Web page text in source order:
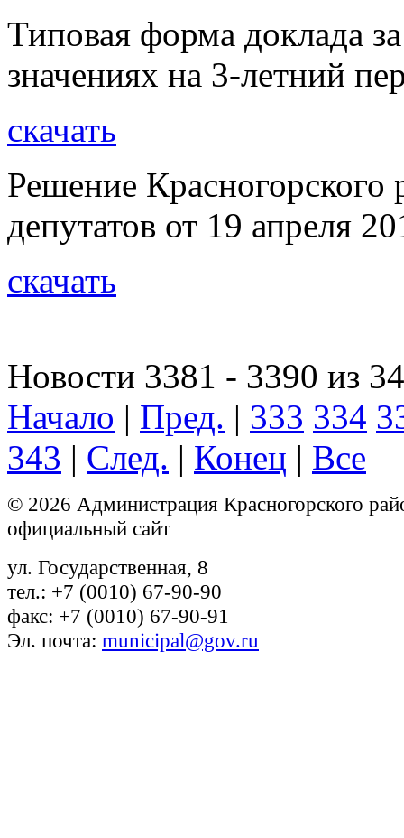
Типовая форма доклада
значениях на 3-летний
скачать
Решение
депутатов от 19 апреля
скачать
Новости 3381 - 3390 из
Начало | Пред. | 333 334
343 | След. | Конец | Все
© 2026 Администрация Красногорского
официальный сайт
ул. Государственная, 8
тел.: +7 (0010) 67-90-90
факс: +7 (0010) 67-90-91
Эл. почта: municipal@gov.ru